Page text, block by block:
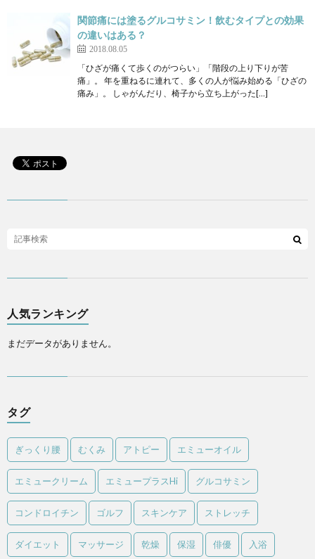
関節痛には塗るグルコサミン！飲むタイプとの効果
の違いはある？
2018.08.05
「ひざが痛くて歩くのがつらい」「階段の上り下りが苦
痛」。 年を重ねるに連れて、多くの人が悩み始める「ひざの
痛み」。 しゃがんだり、椅子から立ち上がった[…]
人気ランキング
まだデータがありません。
タグ
ぎっくり腰 むくみ アトピー エミューオイル
エミュークリーム エミュープラスHi グルコサミン
コンドロイチン ゴルフ スキンケア ストレッチ
ダイエット マッサージ 乾燥 保湿 俳優 入浴